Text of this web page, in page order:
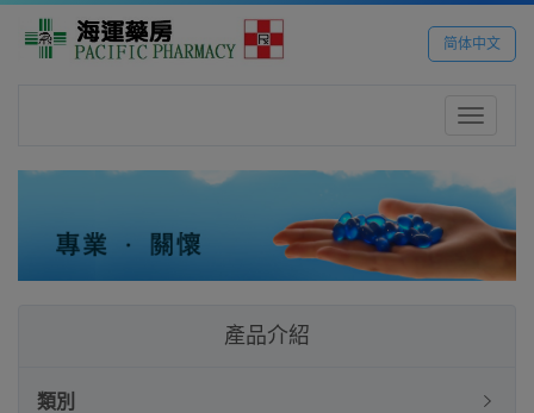
简体中文
Toggle
產品介紹
類別